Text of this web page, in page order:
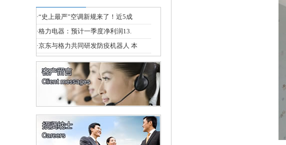
·“史上最严”空调新规来了！近5成
·格力电器：预计一季度净利润13.
·京东与格力共同研发防疫机器人 本